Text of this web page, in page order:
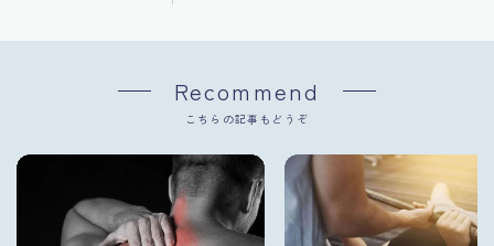
Recommend
こちらの記事もどうぞ